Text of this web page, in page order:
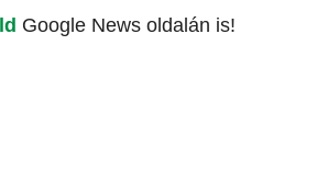
Google News oldalán is!